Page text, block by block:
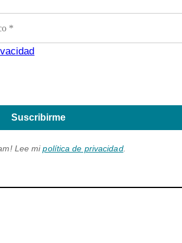
Suscribirme
Lee mipolítica de privacidad.